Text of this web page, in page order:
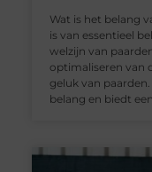
Wat is het belang
is van essentieel
welzijn van
optimaliseren van
geluk van
belang en biedt